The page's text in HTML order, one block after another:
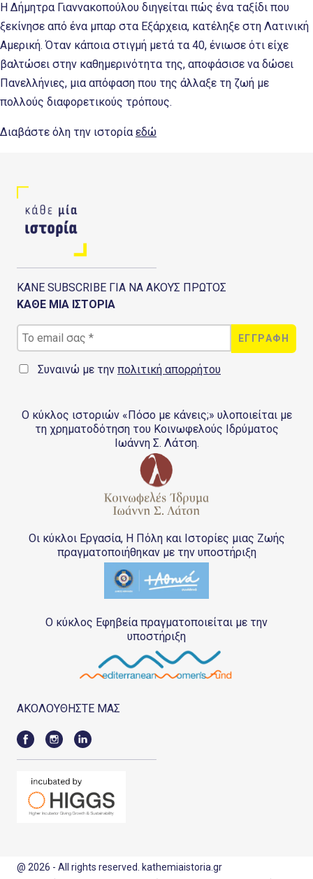
Η Δήμητρα Γιαννακοπούλου διηγείται πώς ένα ταξίδι που
ξεκίνησε από ένα μπαρ στα Εξάρχεια, κατέληξε στη Λατινική
Αμερική. Όταν κάποια στιγμή μετά τα 40, ένιωσε ότι είχε
βαλτώσει στην καθημερινότητα της, αποφάσισε να δώσει
Πανελλήνιες, μια απόφαση που της άλλαξε τη ζωή με
πολλούς διαφορετικούς τρόπους.
Διαβάστε όλη την ιστορία εδώ
ΚΑΝΕ SUBSCRIBE ΓΙΑ ΝΑ ΑΚΟΥΣ ΠΡΩΤΟΣ
ΚΑΘΕ ΜΙΑ ΙΣΤΟΡΙΑ
Συναινώ με την πολιτική απορρήτου
Ο κύκλος ιστοριών «Πόσο με κάνεις;» υλοποιείται με
τη χρηματοδότηση του Κοινωφελούς Ιδρύματος
Ιωάννη Σ. Λάτση.
Οι κύκλοι Εργασία, Η Πόλη και Ιστορίες μιας Ζωής
πραγματοποιήθηκαν με την υποστήριξη
Ο κύκλος Εφηβεία πραγματοποιείται με την
υποστήριξη
ΑΚΟΛΟΥΘΗΣΤΕ ΜΑΣ
@ 2026 - All rights reserved. kathemiaistoria.gr